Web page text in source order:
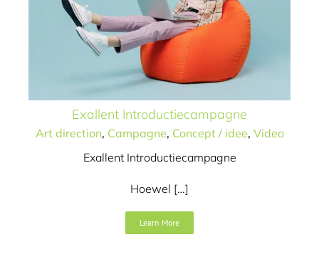
Exallent Introductiecampagne
Art direction, Campagne, Concept / idee, Video
Exallent Introductiecampagne
Hoewel […]
Learn More
Luister!
Campagne Concept / idee